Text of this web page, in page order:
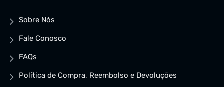
Sobre Nós
Fale Conosco
FAQs
Política de Compra, Reembolso e Devoluções